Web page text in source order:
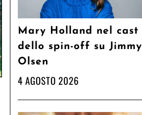
Mary Holland nel cast
dello spin-off su Jimmy
Olsen
4 AGOSTO 2026